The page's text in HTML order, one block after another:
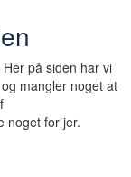
på siden har vi
mangler noget at
noget for jer.